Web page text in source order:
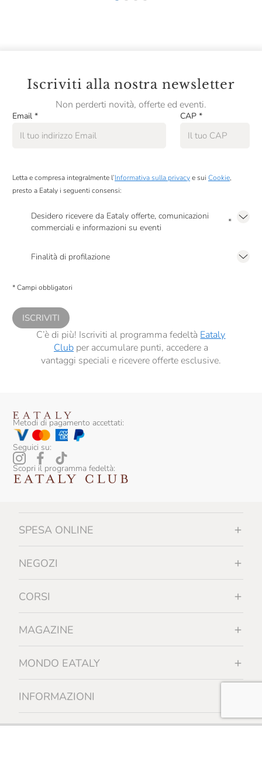
Iscriviti alla nostra newsletter
Non perderti novità, offerte ed eventi.
Email * CAP *
Letta e compresa integralmente l’Informativa sulla privacye sui Cookie,
presto a Eataly i seguenti consensi:
Desidero ricevere da Eataly offerte, comunicazioni
commerciali e informazioni su eventi
*
Finalità di profilazione
comunicazioni commerciali personalizzate, in caso di consenso prestato ai
* Campi obbligatori
ISCRIVITI
C’è di più! Iscriviti al programma fedeltà Eataly
Clubper accumulare punti, accedere a
vantaggi speciali e ricevere offerte esclusive.
Metodi di pagamento accettati:
Seguici su:
Scopri il programma fedeltà:
SPESA ONLINE
NEGOZI
CORSI
MAGAZINE
MONDO EATALY
INFORMAZIONI